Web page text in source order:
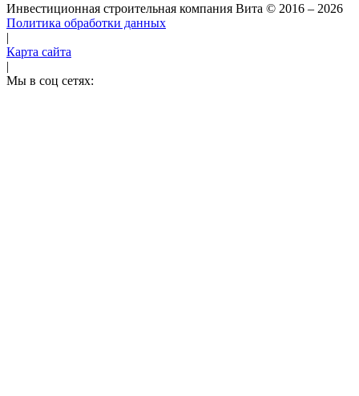
Инвестиционная строительная компания Вита © 2016 – 2026
Политика обработки данных
|
Карта сайта
|
Мы в соц сетях: